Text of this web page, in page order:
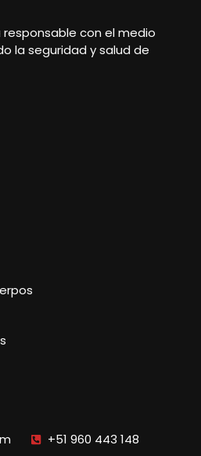
con el medio
la seguridad y salud de
+51 960 443 148